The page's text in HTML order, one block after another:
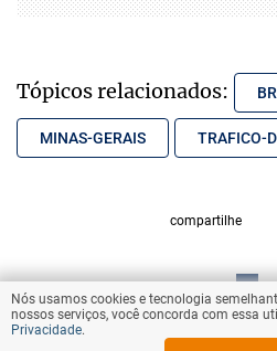
Tópicos relacionados:
MINAS-GERAIS TRAFICO-
compartilhe
VOLTAR AO
Nós usamos cookies e tecnologia
nossos serviços, você concorda com essa
Privacidade.